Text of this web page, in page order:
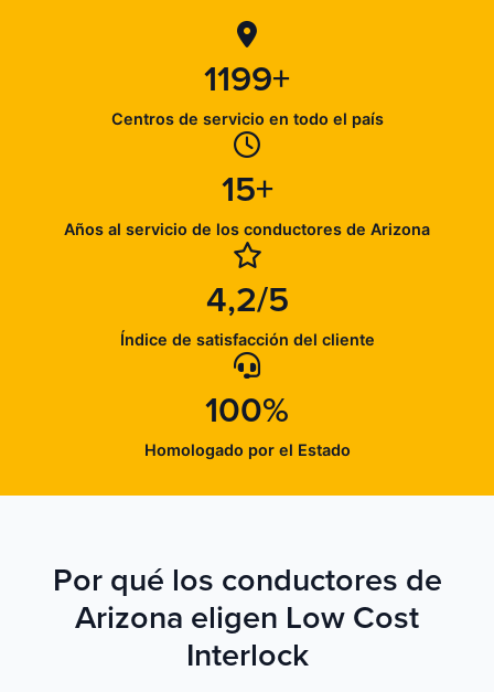
1199+
Centros de servicio en todo el país
15+
Años al servicio de los conductores de Arizona
4,2/5
Índice de satisfacción del cliente
100%
Homologado por el Estado
Por qué los conductores de
Arizona eligen Low Cost
Interlock